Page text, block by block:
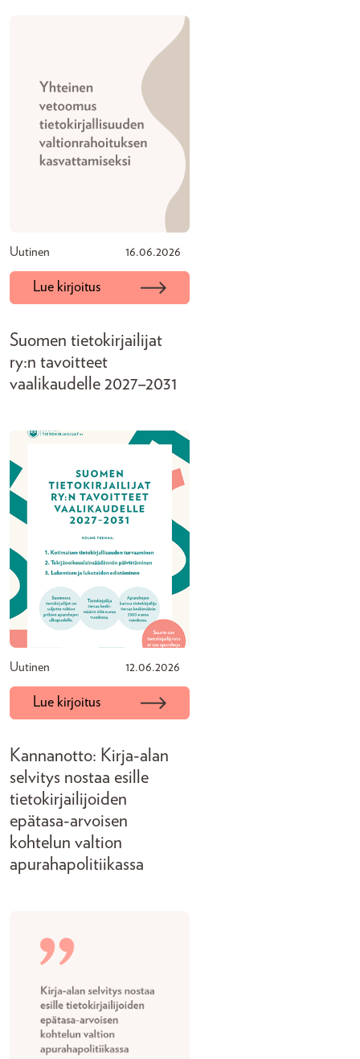
Uutinen 16.06.2026
Lue kirjoitus
Suomen tietokirjailijat
ry:n tavoitteet
vaalikaudelle 2027–2031
Uutinen 12.06.2026
Lue kirjoitus
Kannanotto: Kirja-alan
selvitys nostaa esille
tietokirjailijoiden
epätasa-arvoisen
kohtelun valtion
apurahapolitiikassa